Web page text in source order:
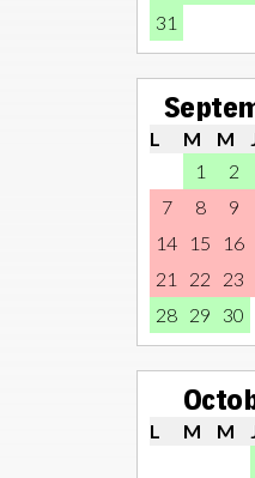
31
L M M
1
2
7
8 9
14
15 16
21
22 23
28 29 30
L M M